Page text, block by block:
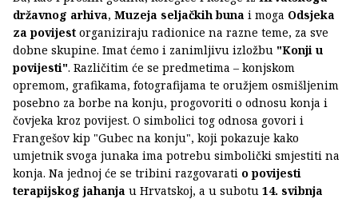
državnog arhiva, Muzeja seljačkih buna i moga Odsjeka
za povijest organiziraju radionice na razne teme, za sve
dobne skupine. Imat ćemo i zanimljivu izložbu "Konji u
povijesti". Različitim će se predmetima – konjskom
opremom, grafikama, fotografijama te oružjem osmišljenim
posebno za borbe na konju, progovoriti o odnosu konja i
čovjeka kroz povijest. O simbolici tog odnosa govori i
Frangešov kip "Gubec na konju", koji pokazuje kako
umjetnik svoga junaka ima potrebu simbolički smjestiti na
konja. Na jednoj će se tribini razgovarati o povijesti
terapijskog jahanja u Hrvatskoj, a u subotu 14. svibnja